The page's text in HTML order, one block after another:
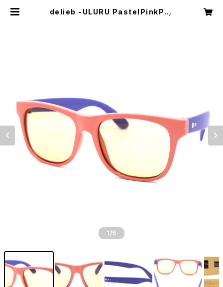
delieb -ULURU PastelPinkPur
1 /5